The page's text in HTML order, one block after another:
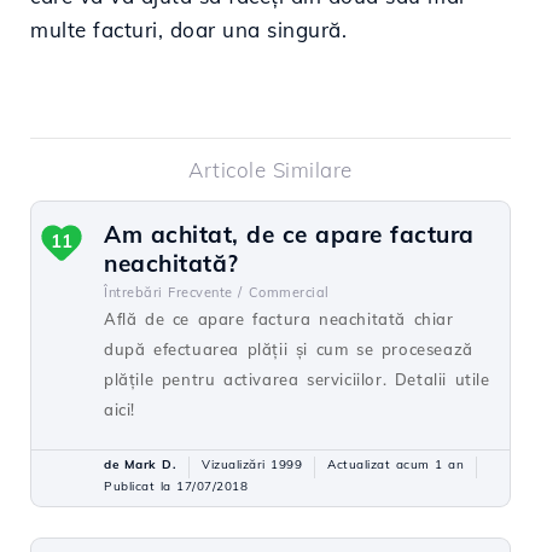
multe facturi, doar una singură.
Articole Similare
Am achitat, de ce apare factura
neachitată?
Întrebări Frecvente / Commercial
Află de ce apare factura neachitată chiar
după efectuarea plății și cum se procesează
plățile pentru activarea serviciilor. Detalii utile
aici!
11
de Mark D. Vizualizări 1999
Actualizat acum 1 an
Publicat la 17/07/2018